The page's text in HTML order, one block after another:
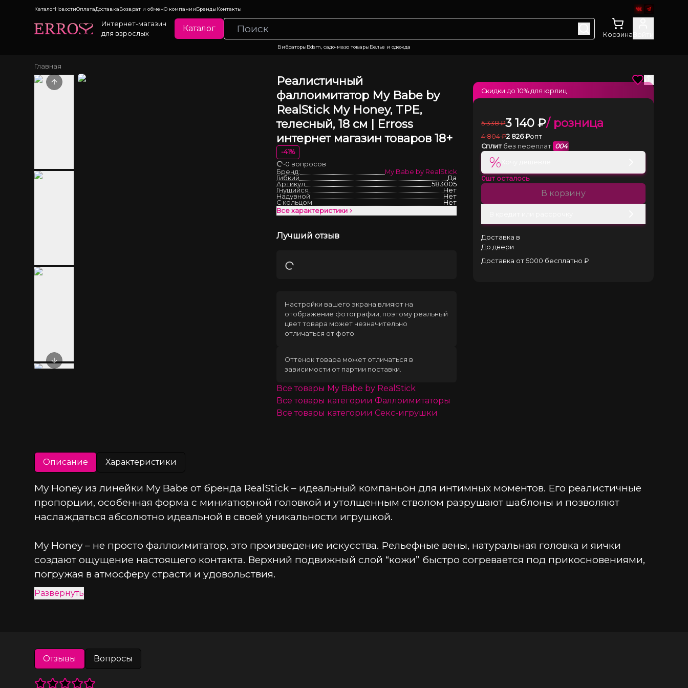
КаталогНовостиОплатаДоставкаВозврат и обменО компанииБрендыКонтакты
Интернет-магазин
для взрослых
Каталог
Корзина
ВибраторыBdsm, садо-мазо товарыБелье и одежда
Главная
Previous slide
Next slide
Реалистичный
фаллоимитатор My Babe by
RealStick My Honey, TPE,
телесный, 18 см | Erross
интернет магазин товаров 18+
-41%
Загрузка
•0 вопросов
Бренд:
My Babe by RealStick
Гибкий
Да
Артикул
583005
Гнущийся
Нет
Надувной
Нет
С кольцом
Нет
Все характеристики
Лучший отзыв
Загрузка
Настройки вашего экрана влияют на
отображение фотографии, поэтому реальный
цвет товара может незначительно
отличаться от фото.
Оттенок товара может отличаться в
зависимости от партии поставки.
Все товары My Babe by RealStick
Все товары категории Фаллоимитаторы
Все товары категории Секс-игрушки
5 338 ₽3 140 ₽/ розница
4 804 ₽2 826₽опт
Сплит без переплат 004
%
0шт осталось
В корзину
Доставка в
До двери
Доставка от 5000 бесплатно ₽
Скидки до10% для юрлиц
Описание Характеристики
My Honey из линейки My Babe от бренда RealStick – идеальный компаньон для интимных моментов. Его реалистичные
пропорции, особенная форма с миниатюрной головкой и утолщенным стволом разрушают шаблоны и позволяют
наслаждаться абсолютно идеальной в своей уникальности игрушкой.
My Honey – не просто фаллоимитатор, это произведение искусства. Рельефные вены, натуральная головка и яички
создают ощущение настоящего контакта. Верхний подвижный слой “кожи” быстро согревается под прикосновениями,
погружая в атмосферу страсти и удовольствия.
Длина 18 см и диаметр 4 см – идеальные параметры для полного наслаждения. My Honey предназначен для тех, кто
Реалистичный материал TPE, пластичность и быстрое принятие температуры тела делают My Honey идеальным
Развернуть
Отзывы Вопросы